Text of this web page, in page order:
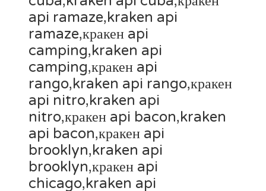
api ramaze,kraken api
ramaze,кракен api
camping,kraken api
camping,кракен api
rango,kraken api rango,кракен
api nitro,kraken api
nitro,кракен api bacon,kraken
api bacon,кракен api
brooklyn,kraken api
brooklyn,кракен api
chicago,kraken api